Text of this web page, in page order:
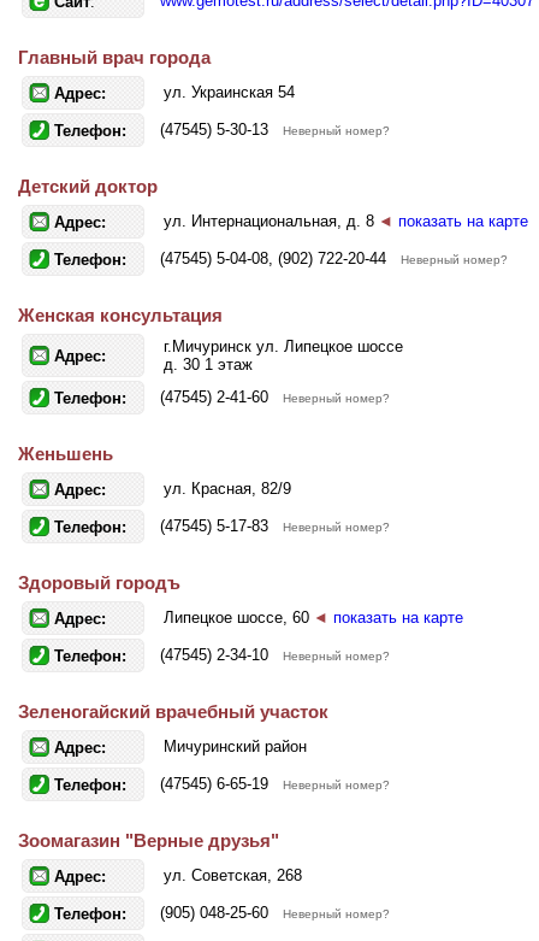
Главный врач города
Адрес: ул. Украинская 54
Телефон: (47545) 5-30-13 Неверный номер?
Детский доктор
Адрес: ул. Интернациональная, д. 8 ◄ показать на карте
Телефон: (47545) 5-04-08, (902) 722-20-44 Неверный номер?
Женская консультация
Адрес:
г.Мичуринск ул. Липецкое шоссе
д. 30 1 этаж
Телефон:
(47545) 2-41-60 Неверный номер?
Женьшень
Адрес: ул. Красная, 82/9
Телефон: (47545) 5-17-83 Неверный номер?
Здоровый городъ
Адрес: Липецкое шоссе, 60 ◄ показать на карте
Телефон: (47545) 2-34-10 Неверный номер?
Зеленогайский врачебный участок
Адрес: Мичуринский район
Телефон: (47545) 6-65-19 Неверный номер?
Зоомагазин "Верные друзья"
Адрес: ул. Советская, 268
Телефон: (905) 048-25-60 Неверный номер?